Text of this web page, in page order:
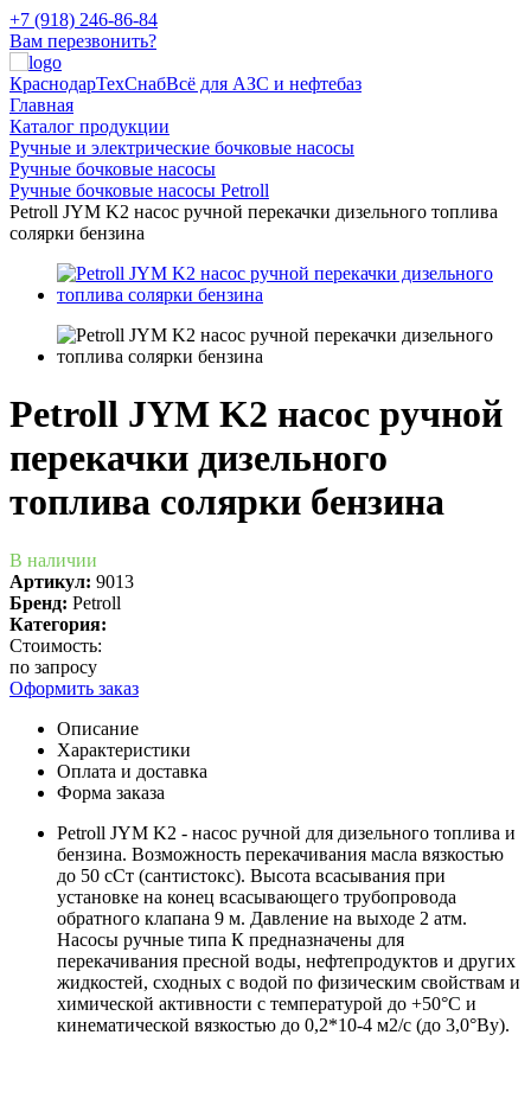
+7 (918) 246-86-84
Вам перезвонить?
КраснодарТехСнабВсё для АЗС и нефтебаз
Главная
Каталог продукции
Ручные и электрические бочковые насосы
Ручные бочковые насосы
Ручные бочковые насосы Petroll
Petroll JYM K2 насос ручной перекачки дизельного топлива
солярки бензина
Petroll JYM K2 насос ручной
перекачки дизельного
топлива солярки бензина
В наличии
Артикул: 9013
Бренд: Petroll
Категория:
Стоимость:
по запросу
Оформить заказ
Описание
Характеристики
Оплата и доставка
Форма заказа
Petroll JYM K2 - насос ручной для дизельного топлива и
бензина. Возможность перекачивания масла вязкостью
до 50 сСт (сантистокс). Высота всасывания при
установке на конец всасывающего трубопровода
обратного клапана 9 м. Давление на выходе 2 атм.
Насосы ручные типа К предназначены для
перекачивания пресной воды, нефтепродуктов и других
жидкостей, сходных с водой по физическим свойствам и
химической активности с температурой до +50°С и
кинематической вязкостью до 0,2*10-4 м2/с (до 3,0°Ву).